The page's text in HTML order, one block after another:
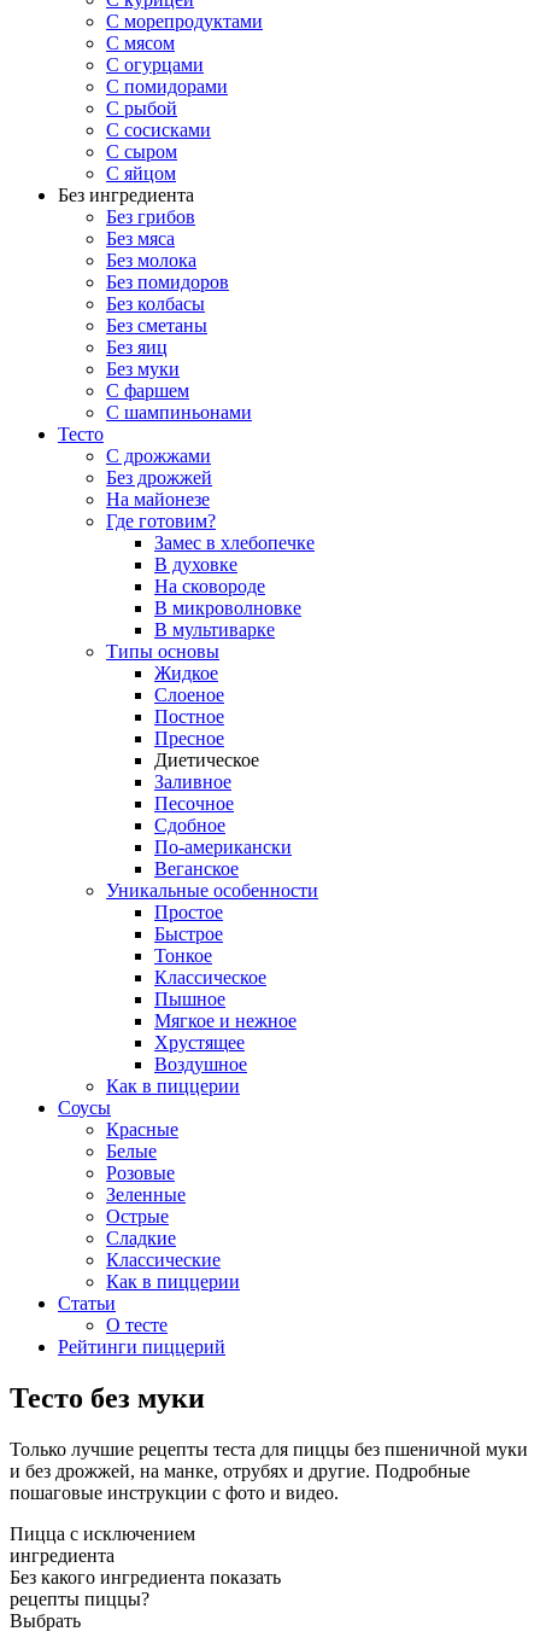
С морепродуктами
С мясом
С огурцами
С помидорами
С рыбой
С сосисками
С сыром
С яйцом
Без ингредиента
Без грибов
Без мяса
Без молока
Без помидоров
Без колбасы
Без сметаны
Без яиц
Без муки
С фаршем
С шампиньонами
Тесто
С дрожжами
Без дрожжей
На майонезе
Где готовим?
Замес в хлебопечке
В духовке
На сковороде
В микроволновке
В мультиварке
Типы основы
Жидкое
Слоеное
Постное
Пресное
Диетическое
Заливное
Песочное
Сдобное
По-американски
Веганское
Уникальные особенности
Простое
Быстрое
Тонкое
Классическое
Пышное
Мягкое и нежное
Хрустящее
Воздушное
Как в пиццерии
Соусы
Красные
Белые
Розовые
Зеленные
Острые
Сладкие
Классические
Как в пиццерии
Статьи
О тесте
Рейтинги пиццерий
Тесто без муки
Только лучшие рецепты теста для пиццы без пшеничной муки
и без дрожжей, на манке, отрубях и другие. Подробные
пошаговые инструкции с фото и видео.
Пицца с исключением
ингредиента
Без какого ингредиента показать
рецепты пиццы?
Выбрать